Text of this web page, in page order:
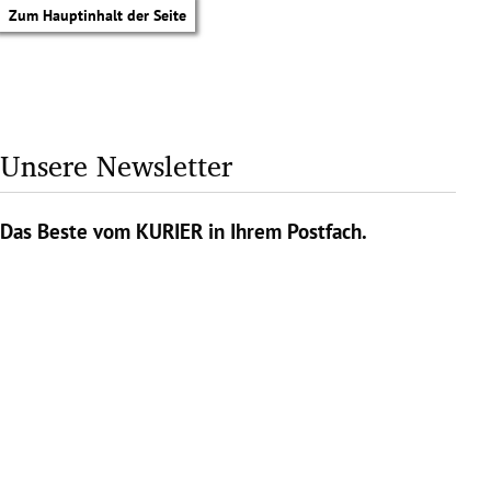
Zum Hauptinhalt der Seite
Unsere Newsletter
Das Beste vom KURIER in Ihrem Postfach.